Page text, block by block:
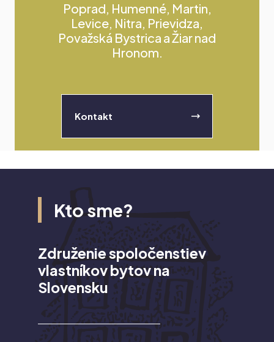
Poprad, Humenné, Martin,
Levice, Nitra, Prievidza,
Považská Bystrica a Žiar nad
Hronom.
Kontakt
Kto sme?
Združenie spoločenstiev
vlastníkov bytov na
Slovensku